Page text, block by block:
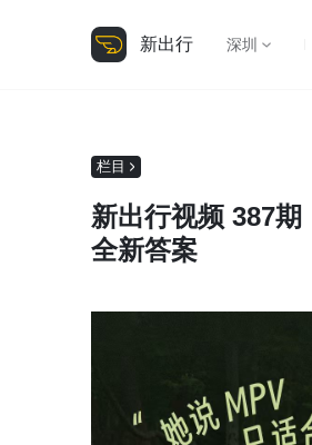
新出行 深圳
栏目
新出行视频 387
全新答案